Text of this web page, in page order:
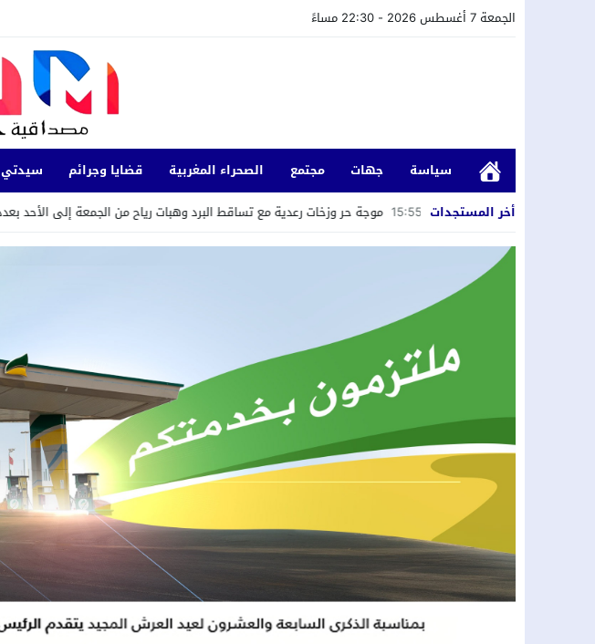
الجمعة 7 أغسطس 2026 - 22:30 مساءً
سياسة جهات مجتمع الصحراء المغربية قضايا وجرائم سيدتي
أخر المستجدات15:55 موجة حر وزخات رعدية مع تساقط البرد وهبات رياح من الجمعة إلى الأحد بعدد من مناطق المملكة.